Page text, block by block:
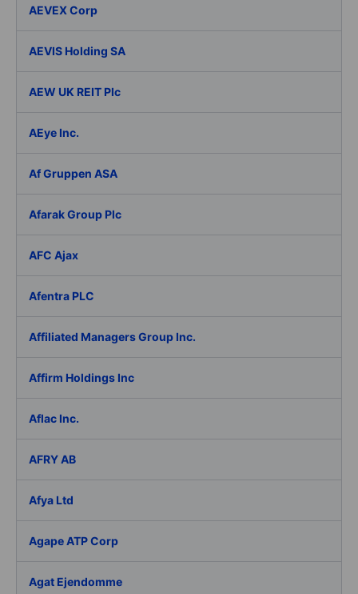
AEVEX Corp
AEVIS Holding SA
AEW UK REIT Plc
AEye Inc.
Af Gruppen ASA
Afarak Group Plc
AFC Ajax
Afentra PLC
Affiliated Managers Group Inc.
Affirm Holdings Inc
Aflac Inc.
AFRY AB
Afya Ltd
Agape ATP Corp
Agat Ejendomme